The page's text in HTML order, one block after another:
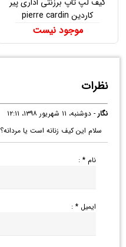
کاردین pierre cardin
موجود نیست
نظرات
نگار- دوشنبه، ۱۱ شهریور ۱۳۹۸، ۱۲:۱۱
سلام این کیف زنانه است یا مردانه؟
نام * :
ایمیل * :